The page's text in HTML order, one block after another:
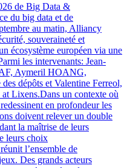
de Big Data &
du big data et de
au matin, Alliancy
souveraineté et
écosystème européen via une
les intervenants: Jean-
Aymeril HOANG,
dépôts et Valentine Ferreol,
Lixens.Dans un contexte où
en profondeur les
doivent relever un double
la maîtrise de leurs
leurs choix
l’ensemble de
Des grands acteurs